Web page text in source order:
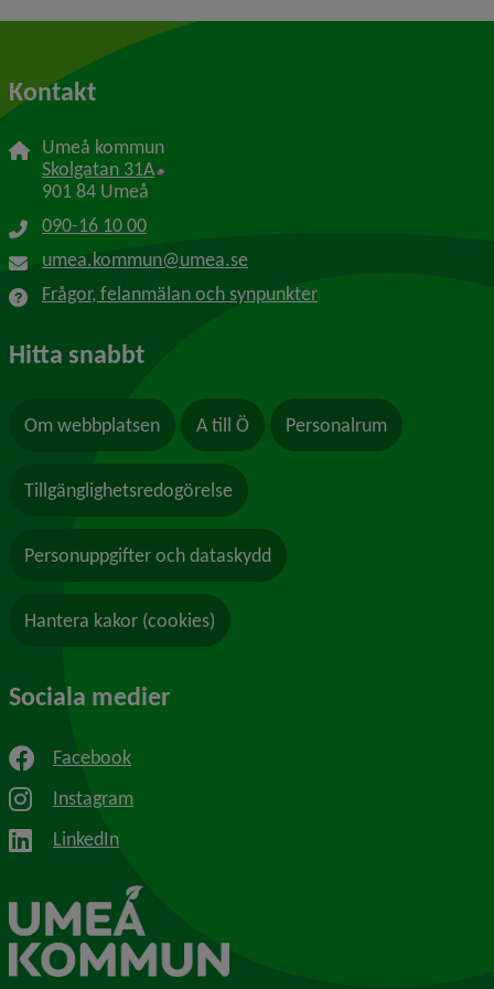
Kontakt
Umeå kommun
Skolgatan 31A Länk till annan webbplats, öppnas i nytt
901 84 Umeå
090-16 10 00
umea.kommun@umea.se
Frågor, felanmälan och synpunkter
Hitta snabbt
Om webbplatsen A till Ö Personalrum
Tillgänglighetsredogörelse
Personuppgifter och dataskydd
Hantera kakor (cookies)
Sociala medier
Facebook
Instagram
LinkedIn